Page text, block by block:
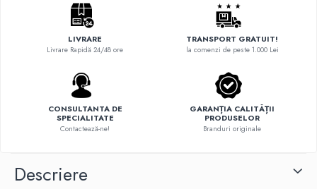
LIVRARE
Livrare Rapidă 24/48 ore
TRANSPORT GRATUIT!
la comenzi de peste 1.000 Lei
CONSULTANTA DE
SPECIALITATE
Contactează-ne!
GARANȚIA CALITĂȚII
PRODUSELOR
Branduri originale
Descriere